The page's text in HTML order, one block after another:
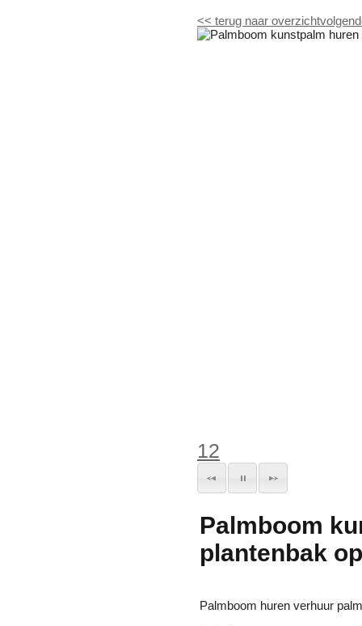
<< terug naar overzicht
12
Palmboom
plantenbak
Palmboom huren verhuur